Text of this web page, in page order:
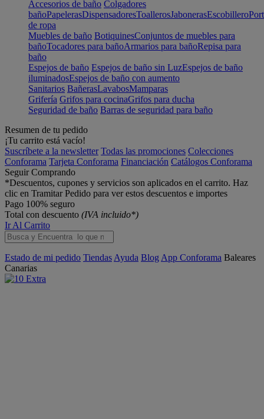
Accesorios de baño Colgadores
bañoPapelerasDispensadoresToallerosJabonerasEscobillero
de ropa
Muebles de baño BotiquinesConjuntos de muebles para
bañoTocadores para bañoArmarios para bañoRepisa para
baño
Espejos de baño Espejos de baño sin LuzEspejos de baño
iluminadosEspejos de baño con aumento
Sanitarios BañerasLavabosMamparas
Grifería Grifos para cocinaGrifos para ducha
Seguridad de baño Barras de seguridad para baño
Resumen de tu pedido
¡Tu carrito está vacío!
Suscríbete a la newsletter Todas las promociones Colecciones
Conforama Tarjeta Conforama Financiación Catálogos Conforama
Seguir Comprando
*Descuentos, cupones y servicios son aplicados en el carrito. Haz
clic en Tramitar Pedido para ver estos descuentos e importes
Pago 100% seguro
Total con descuento (IVA incluido*)
Ir Al Carrito
Estado de mi pedido Tiendas Ayuda Blog App Conforama Baleares
Canarias